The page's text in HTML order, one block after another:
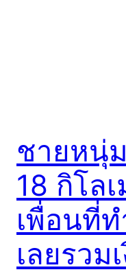
ชายหนุ่ม
18 กิโล
เพื่อนที่
เลยรวม